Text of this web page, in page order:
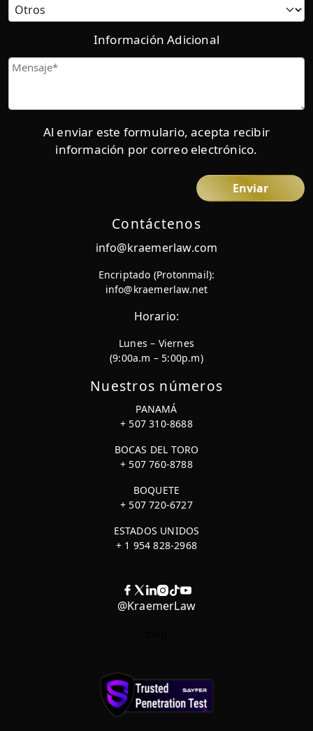
Contáctenos
info@kraemerlaw.com
Encriptado (Protonmail):
info@kraemerlaw.net
Horario:
Lunes – Viernes
(9:00a.m – 5:00p.m)
Nuestros números
PANAMÁ
+ 507 310-8688
BOCAS DEL TORO
+ 507 760-8788
BOQUETE
+ 507 720-6727
ESTADOS UNIDOS
+ 1 954 828-2968
@KraemerLaw
Categoría
Información Adicional
Mensaje
Al enviar este formulario, acepta recibir
información por correo electrónico.